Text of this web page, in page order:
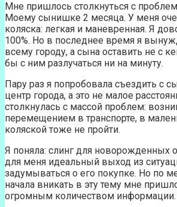
Мне пришлось столкнуться с
Моему сынишке 2 месяца. У меня
коляска: легкая и маневренная. Я
100%. Но в последнее время я
всему городу, а сына оставить не с
бы с ним разлучаться ни на минуту.
Пару раз я попробовала съездить с
центр города, а это не малое
столкнулась с массой проблем:
перемещением в транспорте, в
коляской тоже не пройти.
Я поняла: слинг для новорожденных
для меня идеальный выход из
задумываться о его покупке. Но по
начала вникать в эту тему мне
огромным количеством информации.